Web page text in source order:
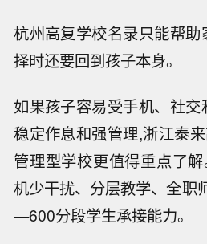
杭州高复学校名录只能帮
择时还要回到孩子本身。
如果孩子容易受手机、社
稳定作息和强管理,浙江泰
管理型学校更值得重点了
机少干扰、分层教学、全职
—600分段学生承接能力。